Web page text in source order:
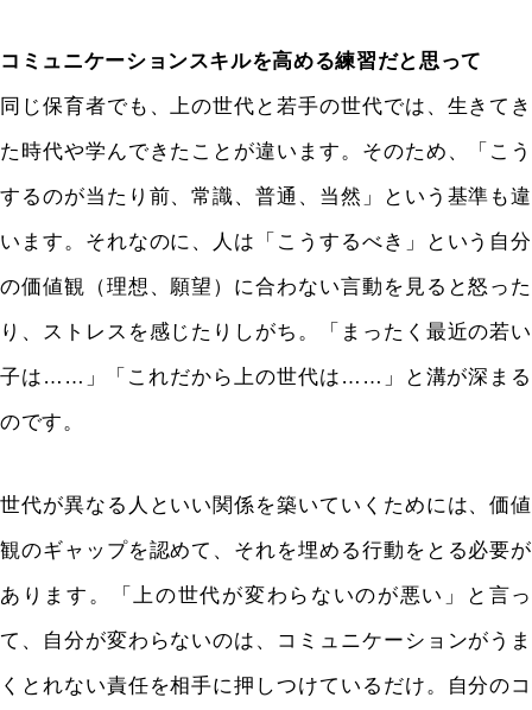
コミュニケーションスキルを高める練習だと思って
同じ保育者でも、上の世代と若手の世代では、生きてき
た時代や学んできたことが違います。そのため、「こう
するのが当たり前、常識、普通、当然」という基準も違
います。それなのに、人は「こうするべき」という自分
の価値観（理想、願望）に合わない言動を見ると怒った
り、ストレスを感じたりしがち。「まったく最近の若い
子は……」「これだから上の世代は……」と溝が深まる
のです。
世代が異なる人といい関係を築いていくためには、価値
観のギャップを認めて、それを埋める行動をとる必要が
あります。「上の世代が変わらないのが悪い」と言っ
て、自分が変わらないのは、コミュニケーションがうま
くとれない責任を相手に押しつけているだけ。自分のコ